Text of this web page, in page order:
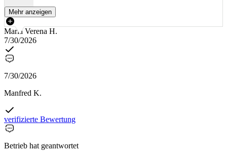
Mehr anzeigen
Maria Verena H.
7/30/2026
7/30/2026
Manfred K.
verifizierte Bewertung
Betrieb hat geantwortet